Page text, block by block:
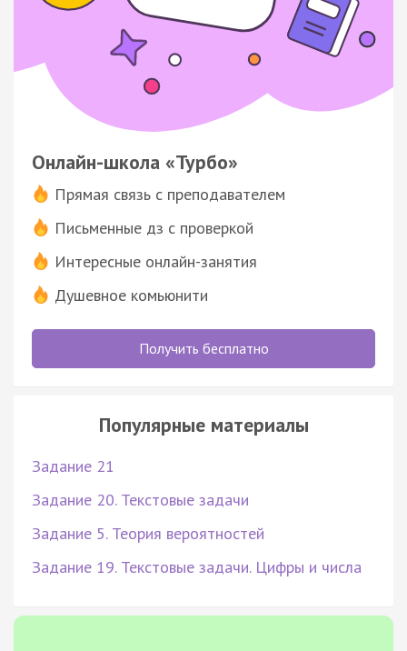
Онлайн-школа «Турбо»
Прямая связь с преподавателем
Письменные дз с проверкой
Интересные онлайн-занятия
Душевное комьюнити
Получить бесплатно
Популярные материалы
Задание 21
Задание 20. Текстовые задачи
Задание 5. Теория вероятностей
Задание 19. Текстовые задачи. Цифры и числа